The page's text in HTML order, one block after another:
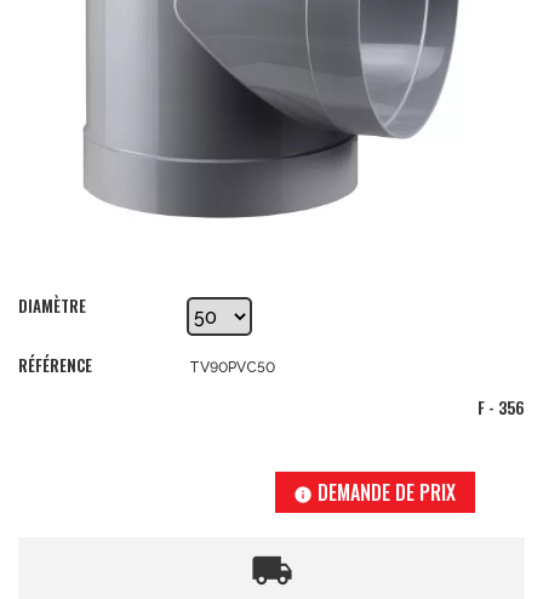
DIAMÈTRE
RÉFÉRENCE TV90PVC50
F - 356
info DEMANDE DE PRIX
local_shipping